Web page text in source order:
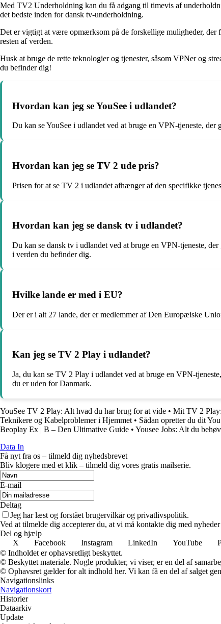
Med TV2 Underholdning kan du få adgang til timevis af
det bedste inden for dansk tv-underholdning.
Det er vigtigt at være opmærksom på de forskellige muligheder, der
resten af verden.
Husk at bruge de rette teknologier og tjenester, såsom VPNer og
du befinder dig!
Hvordan kan jeg se YouSee i udlandet?
Du kan se YouSee i udlandet ved at bruge en VPN-tjeneste,
Hvordan kan jeg se TV 2 ude pris?
Prisen for at se TV 2 i udlandet afhænger af den specifikke
Hvordan kan jeg se dansk tv i udlandet?
Du kan se dansk tv i udlandet ved at bruge en VPN-tjeneste,
i verden du befinder dig.
Hvilke lande er med i EU?
Der er i alt 27 lande, der er medlemmer af Den Europæiske
Kan jeg se TV 2 Play i udlandet?
Ja, du kan se TV 2 Play i udlandet ved at bruge en VPN-
du er uden for Danmark.
YouSee TV 2 Play: Alt hvad du har brug for at vide • Mit TV 2
Teknikere og Kabelproblemer i Hjemmet • Sådan opretter du dit
Beoplay Ex | B – Den Ultimative Guide • Yousee Jobs: Alt du
Data In
Få nyt fra os – tilmeld dig nyhedsbrevet
Bliv klogere med et klik – tilmeld dig vores gratis mailserie.
E-mail
Deltag
Jeg har læst og forstået brugervilkår og privatlivspolitik.
Ved at tilmelde dig accepterer du, at vi må kontakte dig med
Del og hjælp
X
Facebook Instagram LinkedIn YouTube
© Indholdet er ophavsretligt beskyttet.
© Beskyttet materiale. Nogle produkter, vi viser, er en del af
© Ophavsret gælder for alt indhold her. Vi kan få en del af salget
Navigationslinks
Navigationskort
Historier
Dataarkiv
Update